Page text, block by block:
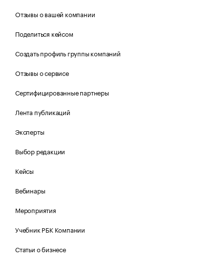
Отзывы о вашей компании
Поделиться кейсом
Создать профиль группы компаний
Отзывы о сервисе
Сертифицированные партнеры
Лента публикаций
Эксперты
Выбор редакции
Кейсы
Вебинары
Мероприятия
Учебник РБК Компании
Статьи о бизнесе